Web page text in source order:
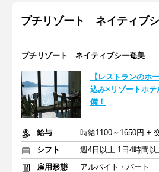
プチリゾート ネイティブ
プチリゾート ネイティブシー奄美
【レストランのホ
込み×リゾートホ
備！
給与
時給1100～1650円 +
シフト
週4日以上 1日4時間以
雇用形態
アルバイト・パート